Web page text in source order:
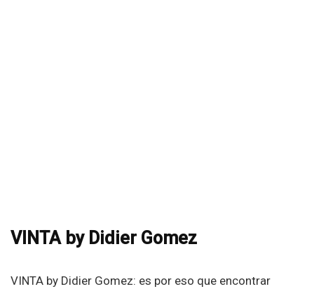
VINTA by Didier Gomez
VINTA by Didier Gomez: es por eso que encontrar